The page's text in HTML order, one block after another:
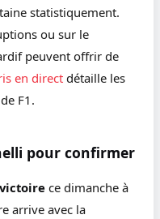
statistiquement.
ou sur le
peuvent offrir de
en directdétaille les
F1.
pour confirmer
ce dimanche à
arrive avec la